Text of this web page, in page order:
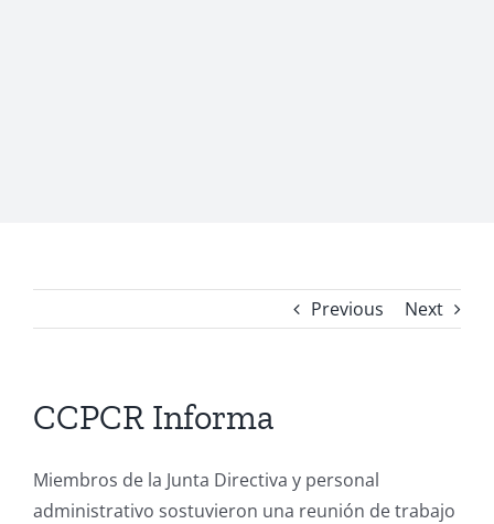
Previous Next
CCPCR Informa
Miembros de la Junta Directiva y personal
administrativo sostuvieron una reunión de trabajo